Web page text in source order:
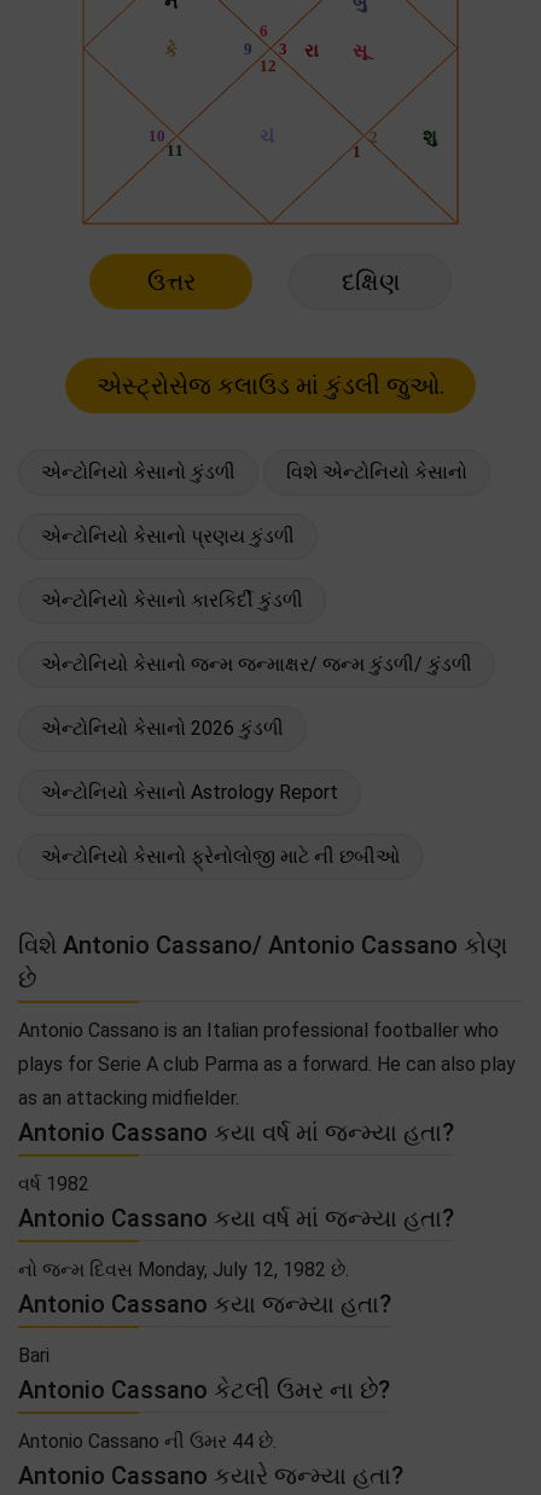
ઉત્તર દક્ષિણ
એન્ટોનિયો કેસાનો કુંડળી વિશે એન્ટોનિયો કેસાનો
એન્ટોનિયો કેસાનો પ્રણય કુંડળી
એન્ટોનિયો કેસાનો કારકિર્દી કુંડળી
એન્ટોનિયો કેસાનો જન્મ જન્માક્ષર/ જન્મ કુંડળી/ કુંડળી
એન્ટોનિયો કેસાનો 2026 કુંડળી
એન્ટોનિયો કેસાનો Astrology Report
એન્ટોનિયો કેસાનો ફ્રેનોલોજી માટે ની છબીઓ
વિશે Antonio Cassano/ Antonio Cassano કોણ
છે
Antonio Cassano is an Italian professional footballer who
plays for Serie A club Parma as a forward. He can also play
as an attacking midfielder.
Antonio Cassano કયા વર્ષ માં જન્મ્યા હતા?
વર્ષ 1982
Antonio Cassano કયા વર્ષ માં જન્મ્યા હતા?
નો જન્મ દિવસ Monday, July 12, 1982 છે.
Antonio Cassano કયા જન્મ્યા હતા?
Bari
Antonio Cassano કેટલી ઉમર ના છે?
Antonio Cassano ની ઉમર 44 છે.
Antonio Cassano કયારે જન્મ્યા હતા?